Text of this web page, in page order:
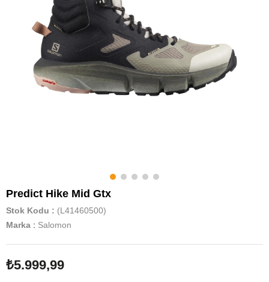
Predict Hike Mid Gtx
Stok Kodu
(L41460500)
Marka : Salomon
₺5.999,99